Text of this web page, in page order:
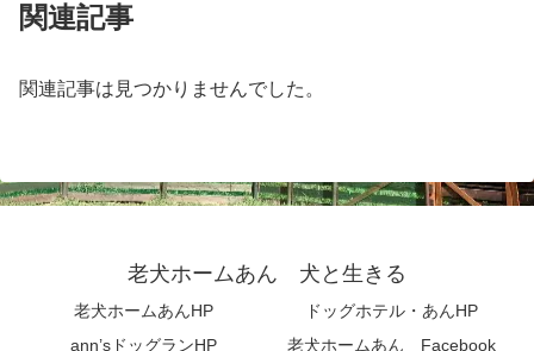
関連記事
関連記事は見つかりませんでした。
老犬ホームあん 犬と生きる
老犬ホームあんHP
ドッグホテル・あんHP
ann’sドッグランHP
老犬ホームあん Facebook